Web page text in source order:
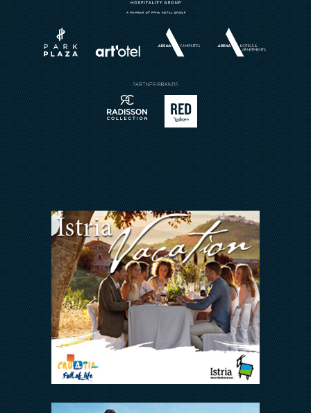
Restaurant
Über uns
Brochures
Buchungsanfrage
Arena Rewards
Wir Halten zusammen